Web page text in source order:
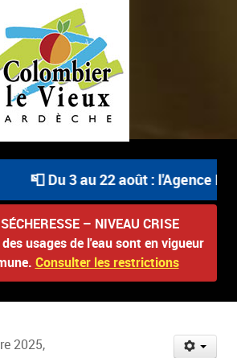
📮 Du 3 au 22 août : l'Agence
– NIVEAU CRISE
usages de l'eau sont en vigueur
Consulter les restrictions
2025,